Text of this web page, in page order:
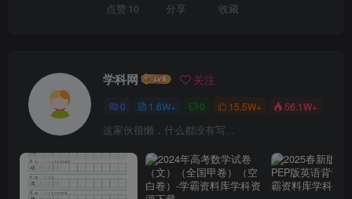
点赞 10 分享 收藏
学科网 关注
0 1.6W+ 0 15.5W+ 56.1W+
这家伙很懒，什么都没有写...